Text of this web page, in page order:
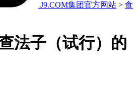
J9.COM集团官方网站 > 食
法子（试行）的